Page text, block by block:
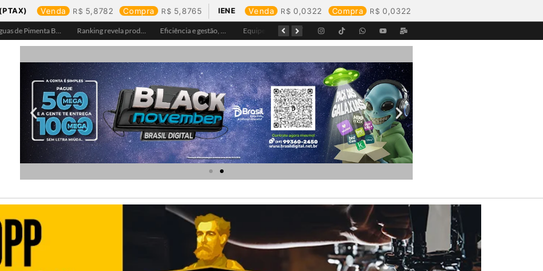
Venda 5,8782 Compra 5,8765 IENE Venda 0,0322 Compra 0,0322
Águas de Pimenta Bueno amplia rede de abastecimento e leva água tratada para moradores da região do aeroporto Ranking revela produtos mais comprados em cada estado e aponta drone como destaque em Rondônia Eficiência e gestão, Buritis se torna referência em controle de perdas de água Equipes da Aegea Rondônia passam por treinamento de prevenção e combate a princípios de incêndio e segurança no trabalho com inflamáveis Começa o Festival Peixes da Amazônia na Estrada de Ferro Madeira-Mamoré